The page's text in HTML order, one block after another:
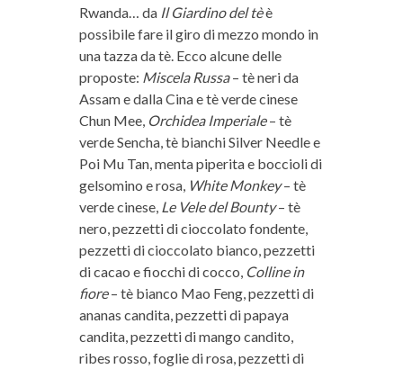
Rwanda… da Il Giardino del tèè
possibile fare il giro di mezzo mondo in
una tazza da tè. Ecco alcune delle
proposte: Miscela Russa– tè neri da
Assam e dalla Cina e tè verde cinese
Chun Mee, Orchidea Imperiale– tè
verde Sencha, tè bianchi Silver Needle e
Poi Mu Tan, menta piperita e boccioli di
gelsomino e rosa, White Monkey– tè
verde cinese, Le Vele del Bounty– tè
nero, pezzetti di cioccolato fondente,
pezzetti di cioccolato bianco, pezzetti
di cacao e fiocchi di cocco, Colline in
fiore– tè bianco Mao Feng, pezzetti di
ananas candita, pezzetti di papaya
candita, pezzetti di mango candito,
ribes rosso, foglie di rosa, pezzetti di